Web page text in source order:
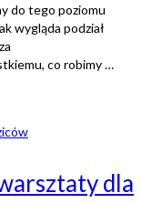
do tego poziomu
wygląda podział
co robimy …
dla